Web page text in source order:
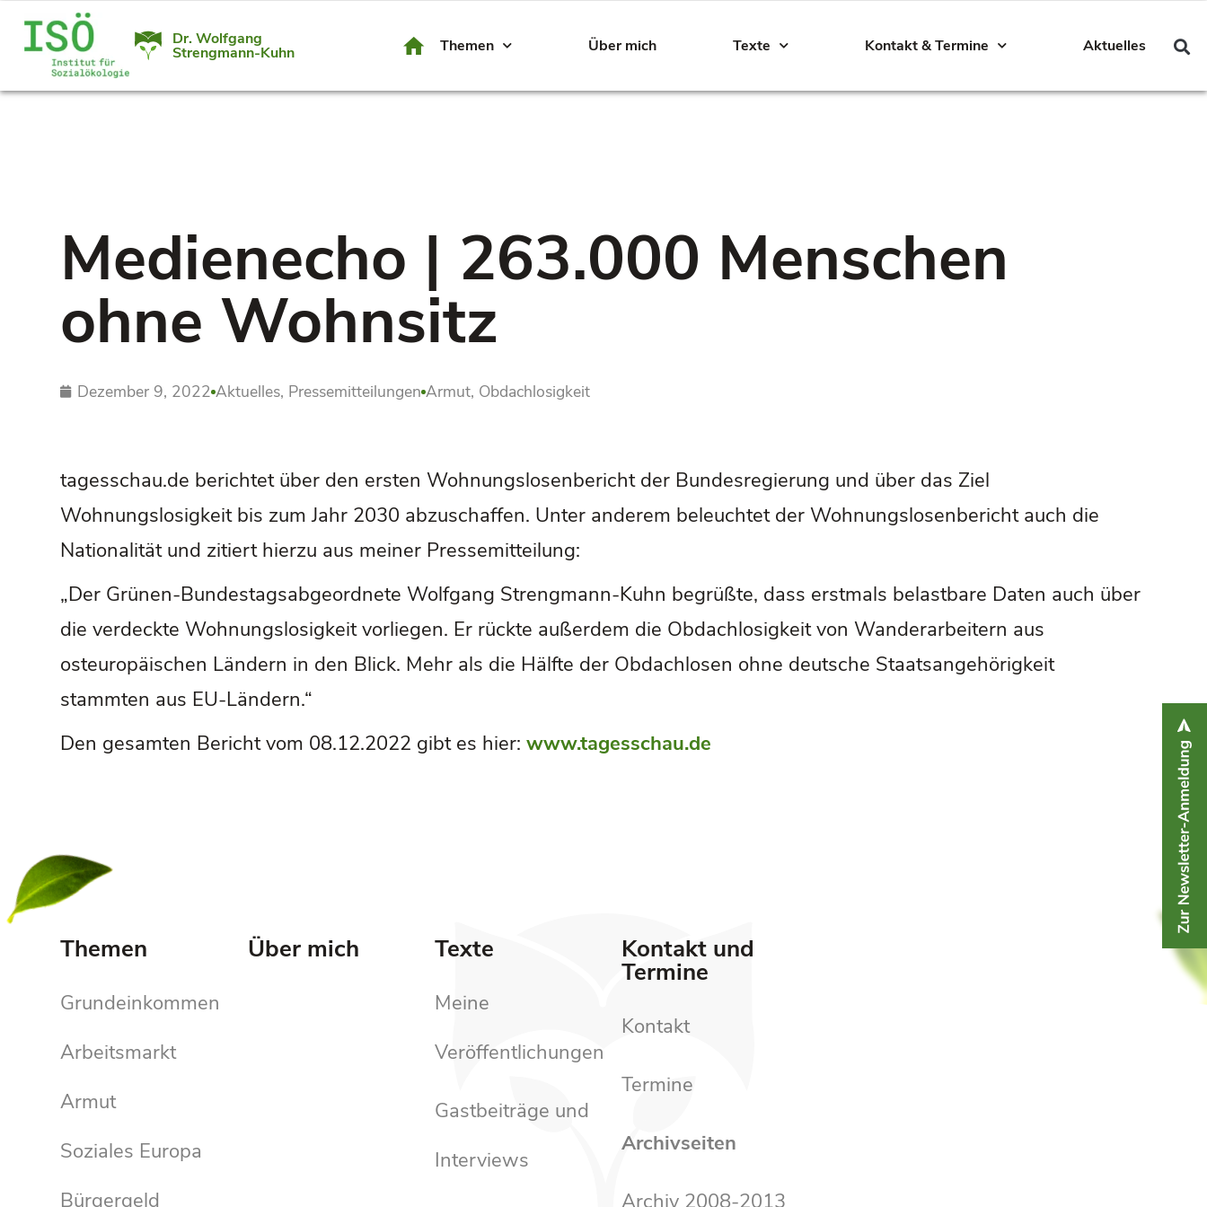
Dr. Wolfgang
Strengmann-Kuhn Themen Über mich Texte Kontakt & Termine Aktuelles
Medienecho | 263.000 Menschen
ohne Wohnsitz
Dezember 9, 2022 Aktuelles, Pressemitteilungen Armut, Obdachlosigkeit
tagesschau.de berichtet über den ersten Wohnungslosenbericht der Bundesregierung und über das Ziel
Wohnungslosigkeit bis zum Jahr 2030 abzuschaffen. Unter anderem beleuchtet der Wohnungslosenbericht auch die
Nationalität und zitiert hierzu aus meiner Pressemitteilung:
„Der Grünen-Bundestagsabgeordnete Wolfgang Strengmann-Kuhn begrüßte, dass erstmals belastbare Daten auch über
die verdeckte Wohnungslosigkeit vorliegen. Er rückte außerdem die Obdachlosigkeit von Wanderarbeitern aus
osteuropäischen Ländern in den Blick. Mehr als die Hälfte der Obdachlosen ohne deutsche Staatsangehörigkeit
stammten aus EU-Ländern.“
Den gesamten Bericht vom 08.12.2022 gibt es hier:www.tagesschau.de
Themen
Grundeinkommen
Arbeitsmarkt
Armut
Soziales Europa
Bürgergeld
Über mich Texte
Meine
Veröffentlichungen
Gastbeiträge und
Interviews
Kontakt und
Termine
Kontakt
Termine
Archivseiten
Archiv 2008-2013